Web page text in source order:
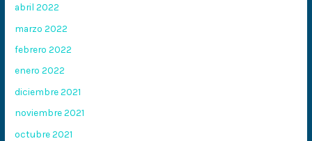
abril 2022
marzo 2022
febrero 2022
enero 2022
diciembre 2021
noviembre 2021
octubre 2021